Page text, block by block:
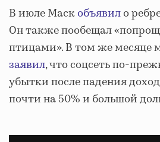
В июле Маскобъявило
Он также пообещал
птицами». В том же месяце
заявил, что соцсеть по-
убытки после падения
почти на 50% и большой